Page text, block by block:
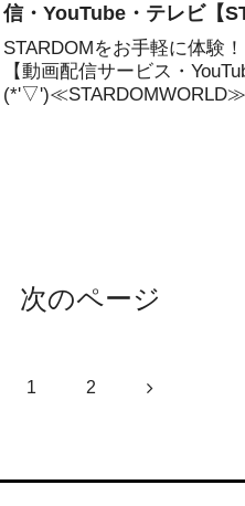
信・YouTube・テレビ【
STARDOMをお手軽に体験
【動画配信サービス・
次のページ
1 2 次